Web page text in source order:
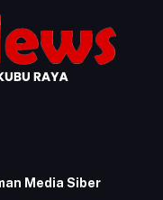
Media Siber